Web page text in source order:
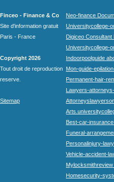
Finceo - Finance & Co
Site d'information gratuit
Paris - France
Copyright 2026
Tout droit de reproduction
reserve.
Sitemap
Neo-finance
Universitycollege-
Digiceo
Universitycollege-
Indoorpoolguide
Mon-guide-
Permanent-hair-
Lawyers-
Best-car-
Funeral-
Personalinjury-
Vehicle-accident-
Homesecurity-